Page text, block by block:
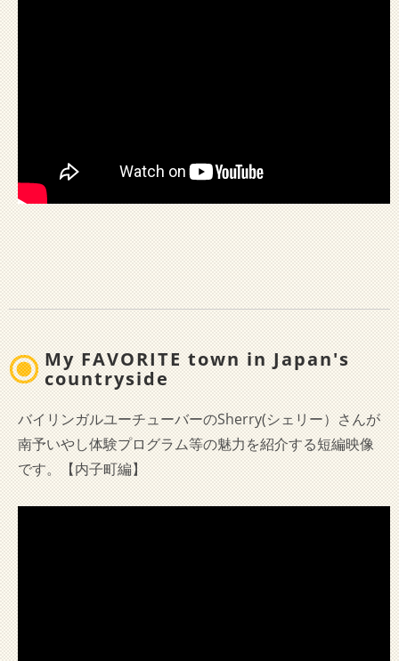
My FAVORITE town in Japan's
countryside
バイリンガルユーチューバーのSherry(シェリー）さんが
南予いやし体験プログラム等の魅力を紹介する短編映像
です。【内子町編】